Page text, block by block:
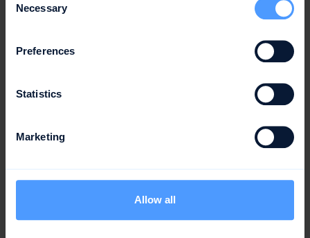
Selection
Necessary
Preferences
Statistics
Marketing
Allow all
Gilt, wenn du uns kontaktierst und einen Termin mit
Öffnen
Erklärungen & Verträge Rechtliche
Grundlagen🔎